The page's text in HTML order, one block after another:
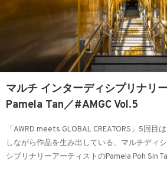
マルチ インターディシプリナリ
Pamela Tan／#AMGC Vol.5
「AWRD meets GLOBAL CREATORS」5回目
しながら作品を生み出している、マルチディ
シプリナリーアーティストのPamela Poh Sin